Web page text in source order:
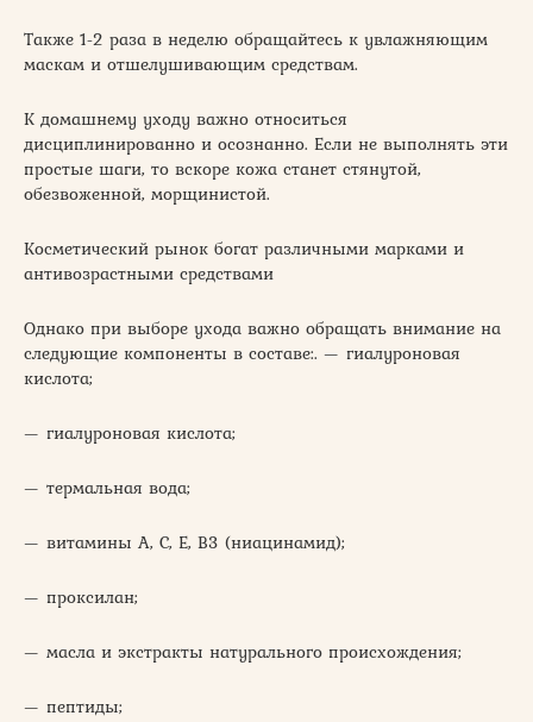
Также 1-2 раза в неделю обращайтесь к увлажняющим
маскам и отшелушивающим средствам.
К домашнему уходу важно относиться
дисциплинированно и осознанно. Если не выполнять эти
простые шаги, то вскоре кожа станет стянутой,
обезвоженной, морщинистой.
Косметический рынок богат различными марками и
антивозрастными средствами
Однако при выборе ухода важно обращать внимание на
следующие компоненты в составе:. — гиалуроновая
кислота;
— гиалуроновая кислота;
— термальная вода;
— витамины А, С, Е, В3 (ниацинамид);
— проксилан;
— масла и экстракты натурального происхождения;
— пептиды;